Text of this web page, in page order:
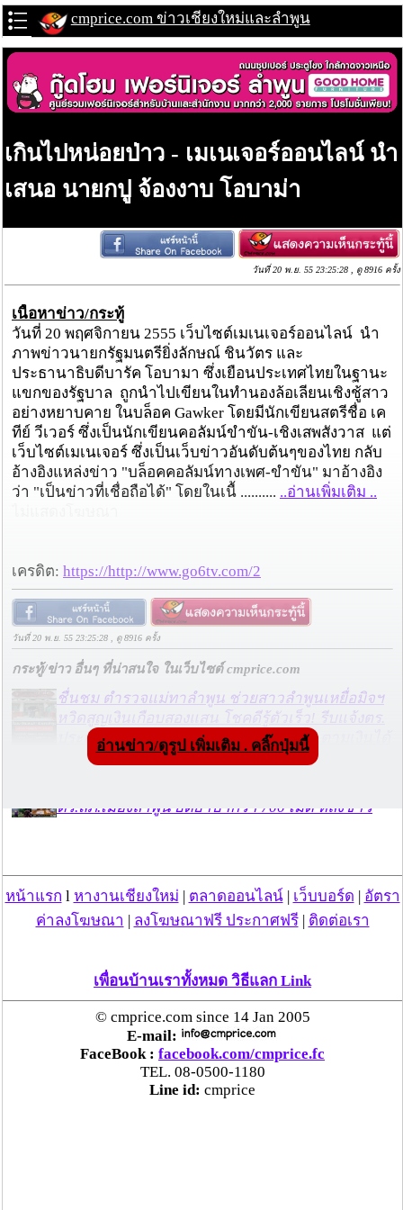
cmprice.com ข่าวเชียงใหม่และลำพูน
เกินไปหน่อยป่าว - เมเนเจอร์ออนไลน์ นำ
เสนอ นายกปู จ้องงาบ โอบาม่า
วันที่ 20 พ.ย. 55 23:25:28 , ดู 8916 ครั้ง
เนื้อหาข่าว/กระทู้
วันที่ 20 พฤศจิกายน 2555 เว็บไซต์เมเนเจอร์ออนไลน์ นำ
ภาพข่าวนายกรัฐมนตรียิ่งลักษณ์ ชินวัตร และ
ประธานาธิบดีบารัค โอบามา ซึ่งเยือนประเทศไทยในฐานะ
แขกของรัฐบาล ถูกนำไปเขียนในทำนองล้อเลียนเชิงชู้สาว
อย่างหยาบคาย ในบล็อค Gawker โดยมีนักเขียนสตรีชื่อ เค
ทีย์ วีเวอร์ ซึ่งเป็นนักเขียนคอลัมน์ขำขัน-เชิงเสพสังวาส แต่
เว็บไซต์เมเนเจอร์ ซึ่งเป็นเว็บข่าวอันดับต้นๆของไทย กลับ
อ้างอิงแหล่งข่าว "บล็อคคอลัมน์ทางเพศ-ขำขัน" มาอ้างอิง
ว่า "เป็นข่าวที่เชื่อถือได้" โดยในเนื้ .......... ..อ่านเพิ่มเติม ..
เครดิต: https://http://www.go6tv.com/2
วันที่ 20 พ.ย. 55 23:25:28 , ดู 8916 ครั้ง
กระทู้/ข่าว อื่นๆ ที่น่าสนใจ ในเว็บไซต์ cmprice.com
ชื่นชม ตำรวจแม่ทาลำพูน ช่วยสาวลำพูนเหยื่อมิจฯ
หวิดสูญเงินเกือบสองแสน โชคดีรู้ตัวเร็ว! รีบแจ้งตร.
ประสาน สตช.สายด่วน 1441 อายัดบัญชี-ตามเงินได้
ตร.สภ.เมืองลำพูน ยึดยาบ้ากว่า 700 เม็ด หลังชาว
แม่สะเรียง ลุยตรวจ “สกุชชี่“ ของเล่นอันตราย พบไร้
มาตรฐานเสี่ยงอันตราย สั่งห้ามขาย-เตือนภัยผู้
“ลาว” ส่ง “24 คนไทย” กลับประเทศผ่านด่าน
เชียงของ เพื่อดำเนินการตามกฎหมาย พบส่วนใหญ่มี
เอี่ยวแก๊งคอลเซ็นเตอร์
“ตรีนุช” เปิดตัวระบบ “e-WorkPermit” ลงทะเบียน
แรงงานต่างด้าวออนไลน์ ให้บริการ 24 ชั่วโมงทั่ว
อ่านข่าว/ดูรูป เพิ่มเติม . คลิ๊กปุ่มนี้
หน้าแรก l หางานเชียงใหม่ ตลาดออนไลน์| เว็บบอร์ด
อัตรา
ค่าลงโฆษณา
ลงโฆษณาฟรี ประกาศฟรี| ติดต่อเรา
เพื่อนบ้านเราทั้งหมด วิธีแลก Link
© cmprice.com since 14 Jan 2005
E-mail:
FaceBook : facebook.com/cmprice.fc
TEL. 08-0500-1180
Line id: cmprice